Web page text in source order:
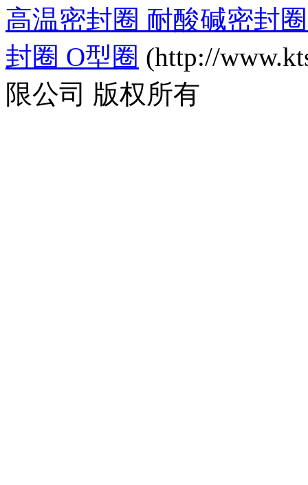
高温密封圈 耐酸碱密封
封圈 O型圈 (http://
限公司 版权所有